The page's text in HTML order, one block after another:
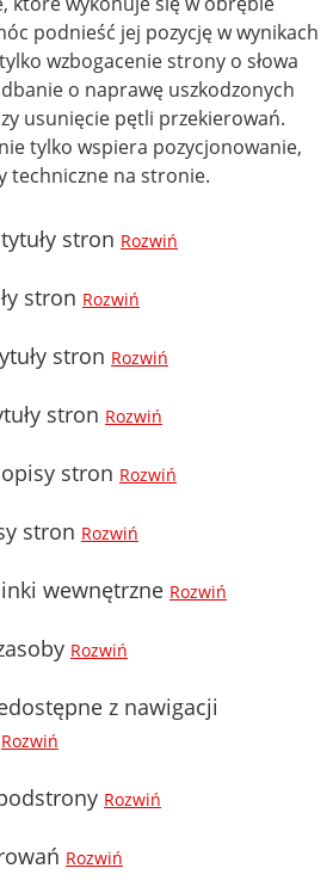
podnieść jej pozycję w wynikach
wzbogacenie strony o słowa
o naprawę uszkodzonych
usunięcie pętli przekierowań.
tylko wspiera pozycjonowanie,
techniczne na stronie.
stron Rozwiń
stron Rozwiń
stron Rozwiń
stron Rozwiń
stron Rozwiń
stron Rozwiń
wewnętrzne Rozwiń
Rozwiń
z nawigacji
Rozwiń
Rozwiń
Rozwiń